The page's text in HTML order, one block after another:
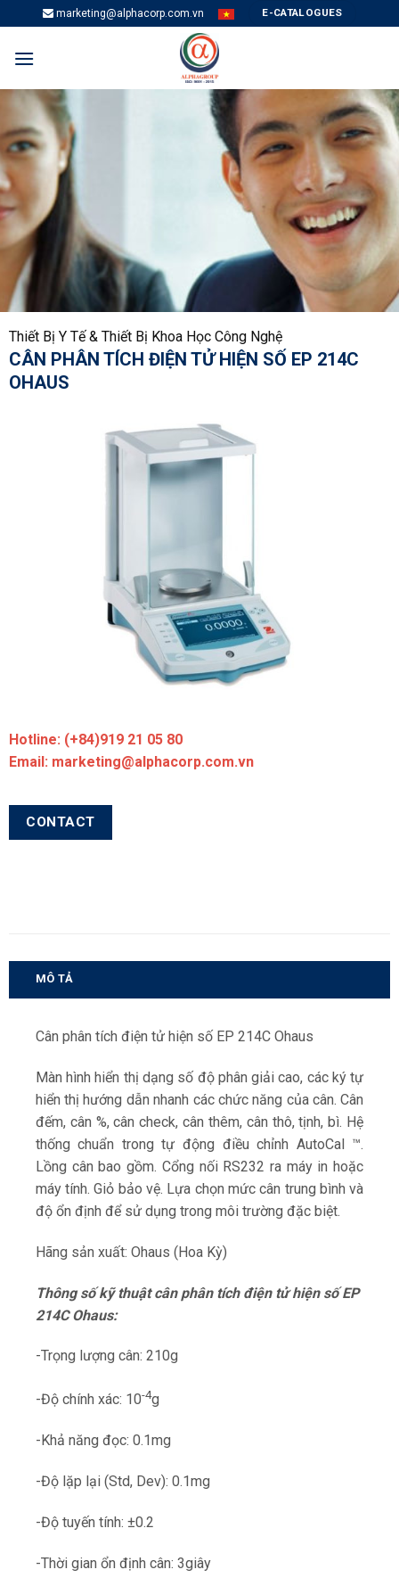
content
marketing@alphacorp.com.vn E-CATALOGUES
Thiết Bị Y Tế & Thiết Bị Khoa Học Công Nghệ
CÂN PHÂN TÍCH ĐIỆN TỬ HIỆN SỐ EP 214C
OHAUS
Hotline: (+84)919 21 05 80
Email: marketing@alphacorp.com.vn
CONTACT
MÔ TẢ
Cân phân tích điện tử hiện số EP 214C Ohaus
Màn hình hiển thị dạng số độ phân giải cao, các ký tự
hiển thị hướng dẫn nhanh các chức năng của cân. Cân
đếm, cân %, cân check, cân thêm, cân thô, tịnh, bì. Hệ
thống chuẩn trong tự động điều chỉnh AutoCal ™.
Lồng cân bao gồm. Cổng nối RS232 ra máy in hoặc
máy tính. Giỏ bảo vệ. Lựa chọn mức cân trung bình và
độ ổn định để sử dụng trong môi trường đặc biệt.
Hãng sản xuất: Ohaus (Hoa Kỳ)
Thông số kỹ thuật cân phân tích điện tử hiện số EP
214C Ohaus:
-Trọng lượng cân: 210g
-Độ chính xác: 10-4g
-Khả năng đọc: 0.1mg
-Độ lặp lại (Std, Dev): 0.1mg
-Độ tuyến tính: ±0.2
-Thời gian ổn định cân: 3giây